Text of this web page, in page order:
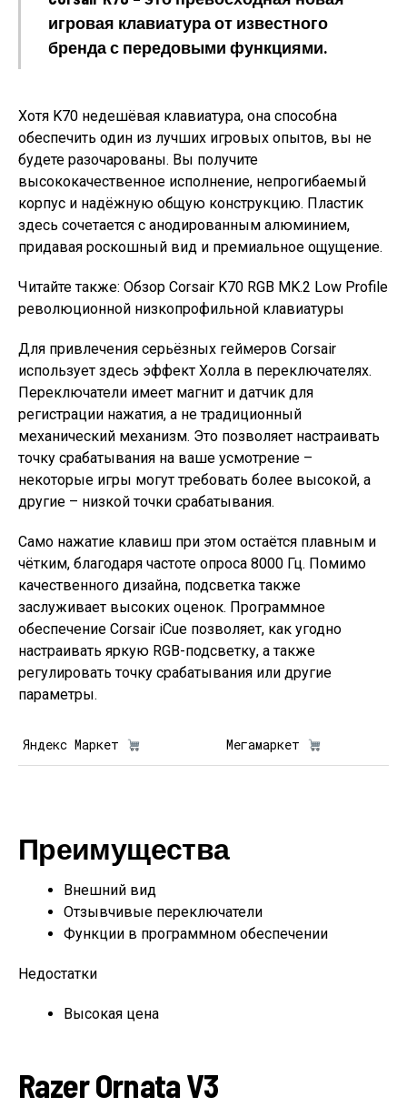
игровая клавиатура от известного
бренда с передовыми функциями.
Хотя K70 недешёвая клавиатура, она способна
обеспечить один из лучших игровых опытов, вы не
будете разочарованы. Вы получите
высококачественное исполнение, непрогибаемый
корпус и надёжную общую конструкцию. Пластик
здесь сочетается с анодированным алюминием,
придавая роскошный вид и премиальное ощущение.
Читайте также: Обзор Corsair K70 RGB MK.2 Low Profile
революционной низкопрофильной клавиатуры
Для привлечения серьёзных геймеров Corsair
использует здесь эффект Холла в переключателях.
Переключатели имеет магнит и датчик для
регистрации нажатия, а не традиционный
механический механизм. Это позволяет настраивать
точку срабатывания на ваше усмотрение –
некоторые игры могут требовать более высокой, а
другие – низкой точки срабатывания.
Само нажатие клавиш при этом остаётся плавным и
чётким, благодаря частоте опроса 8000 Гц. Помимо
качественного дизайна, подсветка также
заслуживает высоких оценок. Программное
обеспечение Corsair iCue позволяет, как угодно
настраивать яркую RGB-подсветку, а также
регулировать точку срабатывания или другие
параметры.
Яндекс Маркет Мегамаркет
Преимущества
Внешний вид
Отзывчивые переключатели
Функции в программном обеспечении
Недостатки
Высокая цена
Razer Ornata V3